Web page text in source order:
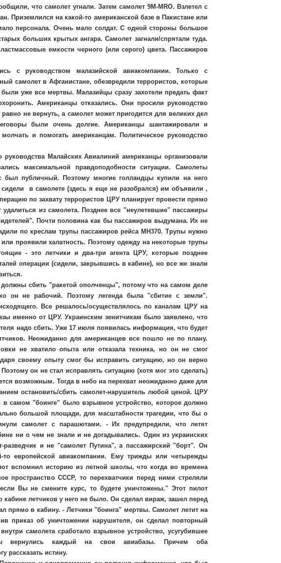
что самолет угнали. Затем самолет 9M-MRO. Взлетел с
Приземлился на какой-то американской базе в Пакистане или
персонала. Очень мало солдат. С одной стороны большое
больших крытых ангара. Самолет загнали/спрятали туда.
емкости черного (или серого) цвета. Пассажиров
с руководством малазийской авиакомпании. Только с
самолет в Афганистане, обезвредили террористов, которые
уже все мертвы. Малазийцы сразу захотели предать факт
Американцы отказались. Они просили руководство
не вернуть, а самолет может пригодится для великих дел
были очень долгие. Американцы шантажировали и
и помогать американцам. Политическое руководство
Малайских Авиалиний американцы организовали
максимальной правдоподобности ситуации. Самолеты
публичный. Поэтому многие голландцы купили на него
в самолете (здесь я еще не разобрался) им объявили ,
по захвату террористов ЦРУ планирует провести прямо
из самолета. Позднее все "неулетевшие" пассажиры
Почти половина как бы пассажиров выдумана. Их не
по креслам трупы пассажиров рейса MH370. Трупы нужно
проявили халатность. Поэтому одежду на некоторые трупы
- это летчики и два-три агента ЦРУ, которые позднее
операции (сидели, закрывшись в кабине), но все же знали
сбить "ракетой ополченцы", потому что на самом деле
он не рабочий. Поэтому легенда была "сбитие с земли".
Все решалось/осуществлялось по каналам ЦРУ на
именно от ЦРУ. Украинским зенитчикам было заявлено, что
надо сбить. Уже 17 июля появилась информация, что будет
Неожиданно для американцев все пошло не по плану.
не хватило опыта или отказала техника, но он не смог
своему опыту смог бы исправить ситуацию, но он верно
он не стал исправлять ситуацию (хотя мог это сделать)
возможным. Тогда в небо на перехват неожиданно даже для
остановить/сбить самолет-нарушитель любой ценой. ЦРУ
самом "боинге" было взрывное устройство, которое должно
большой площади, для масштабности трагедии, что бы о
самолет с парашютами. - Их предупредили, что летят
ни о чем не знали и не догадывались. Один из украинских
и не "самолет Путина", а пассажирский "борт". Он
европейской авиакомпании. Ему трижды или четырежды
вспомнил историю из летной школы, что когда во времена
пространство СССР, то перехватчики перед ними стреляли
Вы не смените курс, то будете уничтожены." Этот пилот
кабине летчиков у него не было. Он сделал вираж, зашел перед
прямо в кабину. - Летчики "боинга" мертвы. Самолет летит на
приказ об уничтожении нарушителя, он сделал повторный
самолета сработало взрывное устройство, усугубившее
вернулись каждый на свои авиабазы. Причем оба
рассказать истину.